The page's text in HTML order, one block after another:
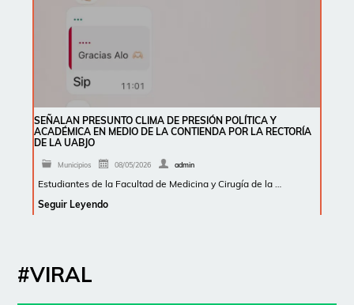
SEÑALAN PRESUNTO CLIMA DE PRESIÓN POLÍTICA Y
ACADÉMICA EN MEDIO DE LA CONTIENDA POR LA RECTORÍA
DE LA UABJO
Municipios 08/05/2026 admin
Estudiantes de la Facultad de Medicina y Cirugía de la …
Seguir Leyendo
#VIRAL